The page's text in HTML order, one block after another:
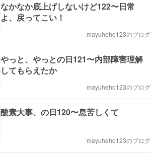
なかなか底上げしないけど122〜日常
よ、戻ってこい！
mayuheho123のブログ
やっと、やっとの日121〜内部障害理解
してもらえたか
mayuheho123のブログ
酸素大事、の日120〜息苦しくて
mayuheho123のブログ